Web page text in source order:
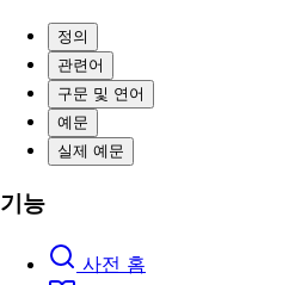
정의
관련어
구문 및 연어
예문
실제 예문
기능
사전 홈